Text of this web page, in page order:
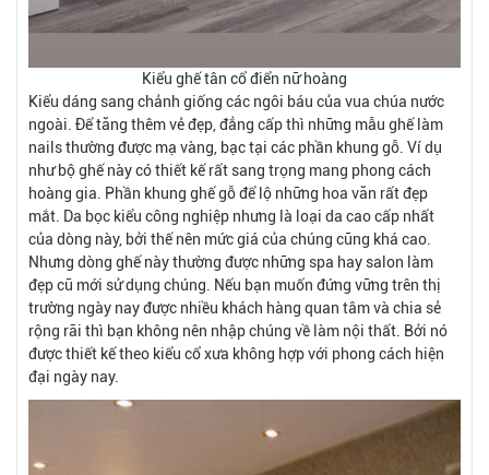
Kiểu ghế tân cổ điển nữ hoàng
Kiểu dáng sang chảnh giống các ngôi báu của vua chúa nước
ngoài. Để tăng thêm vẻ đẹp, đẳng cấp thì những mẫu ghế làm
nails thường được mạ vàng, bạc tại các phần khung gỗ. Ví dụ
như bộ ghế này có thiết kế rất sang trọng mang phong cách
hoàng gia. Phần khung ghế gỗ để lộ những hoa văn rất đẹp
mắt. Da bọc kiểu công nghiệp nhưng là loại da cao cấp nhất
của dòng này, bởi thế nên mức giá của chúng cũng khá cao.
Nhưng dòng ghế này thường được những spa hay salon làm
đẹp cũ mới sử dụng chúng. Nếu bạn muốn đứng vững trên thị
trường ngày nay được nhiều khách hàng quan tâm và chia sẻ
rộng rãi thì bạn không nên nhập chúng về làm nội thất. Bởi nó
được thiết kế theo kiểu cổ xưa không hợp với phong cách hiện
đại ngày nay.